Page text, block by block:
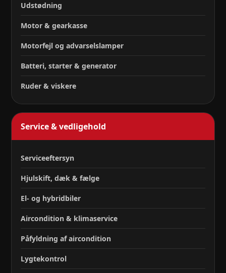
Udstødning
Motor & gearkasse
Motorfejl og advarselslamper
Batteri, starter & generator
Ruder & viskere
Service & vedligehold
Serviceeftersyn
Hjulskift, dæk & fælge
El- og hybridbiler
Aircondition & klimaservice
Påfyldning af aircondition
Lygtekontrol